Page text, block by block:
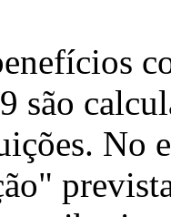
são
No